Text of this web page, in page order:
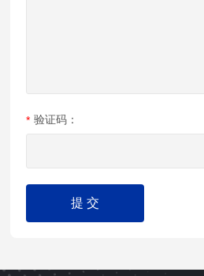
验证码：